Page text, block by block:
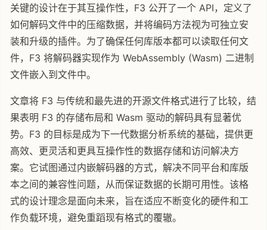
关键的设计在于其互操作性，F3 公开了一个 API，定义了
如何解码文件中的压缩数据，并将编码方法视为可独立安
装和升级的插件。为了确保任何库版本都可以读取任何文
件，F3 将解码器实现作为 WebAssembly (Wasm) 二进制
文件嵌入到文件中。
文章将 F3 与传统和最先进的开源文件格式进行了比较，结
果表明 F3 的存储布局和 Wasm 驱动的解码具有显著优
势。F3 的目标是成为下一代数据分析系统的基础，提供更
高效、更灵活和更具互操作性的数据存储和访问解决方
案。它试图通过内嵌解码器的方式，解决不同平台和库版
本之间的兼容性问题，从而保证数据的长期可用性。该格
式的设计理念是面向未来，旨在适应不断变化的硬件和工
作负载环境，避免重蹈现有格式的覆辙。